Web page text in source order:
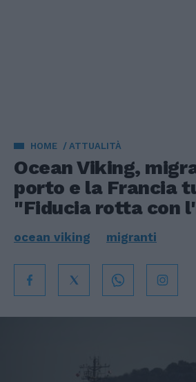
HOME ATTUALITÀ
Ocean Viking,
porto e la Francia
"Fiducia rotta con
ocean viking migranti